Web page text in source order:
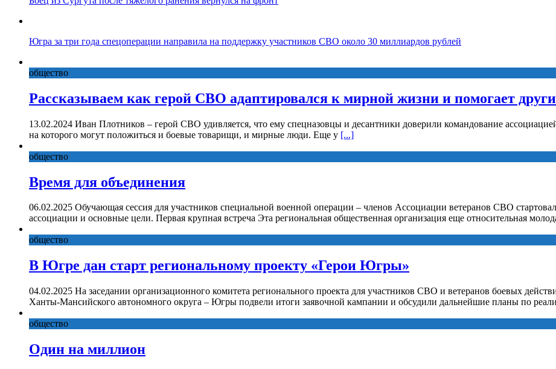
Югра за три года спецоперации направила на поддержку участников СВО около 30 миллиардов рублей
общество
Рассказываем как герой СВО адаптировался к мирной жизни и помогает
13.02.2024 Иван Плотников – герой СВО удивляется, что ему спецназовцы и десантники доверили командование
на которого могут положиться и боевые товарищи, и мирные люди. Еще у [...]
общество
Время для объединения
06.02.2025 Обучающая сессия для участников специальной военной операции – членов Ассоциации ветеранов СВО
ассоциации и основные цели. Первая крупная встреча Эта региональная общественная организация еще относительная
общество
В Югре дан старт региональному проекту «Герои Югры»
04.02.2025 На заседании организационного комитета регионального проекта для участников СВО и ветеранов боевых
Ханты-Мансийского автономного округа – Югры подвели итоги заявочной кампании и обсудили дальнейшие планы по
общество
Один на миллион